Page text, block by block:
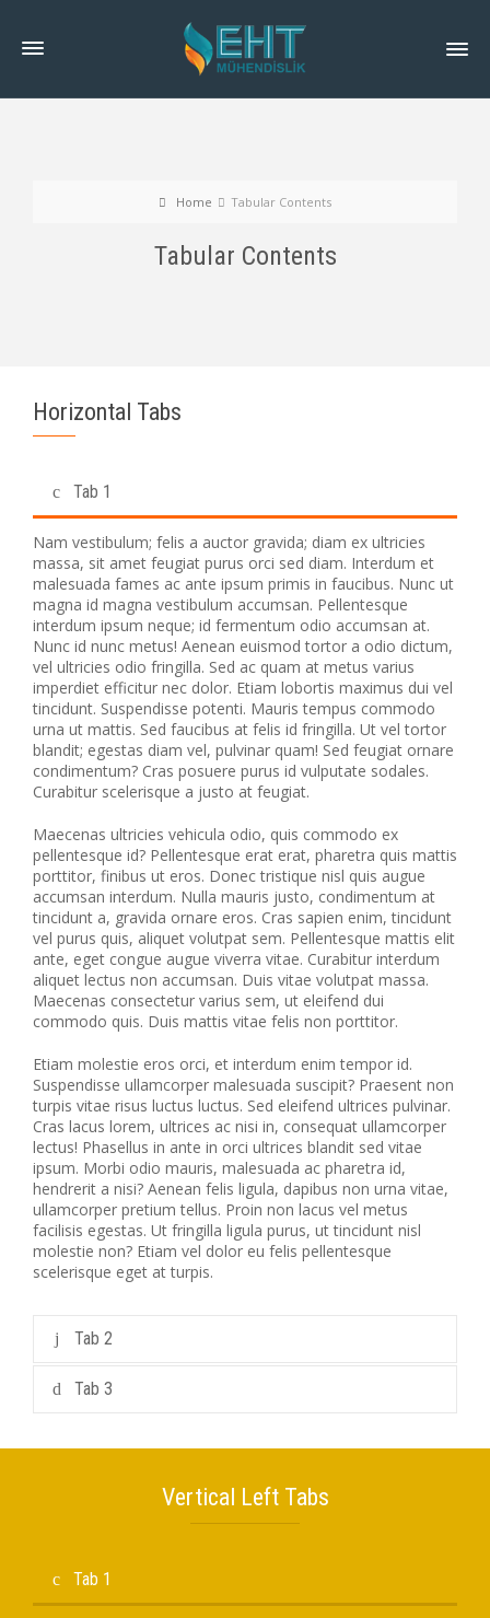
Home Tabular Contents
Tabular Contents
Horizontal Tabs
Tab 1
Nam vestibulum; felis a auctor gravida; diam ex ultricies
massa, sit amet feugiat purus orci sed diam. Interdum et
malesuada fames ac ante ipsum primis in faucibus. Nunc ut
magna id magna vestibulum accumsan. Pellentesque
interdum ipsum neque; id fermentum odio accumsan at.
Nunc id nunc metus! Aenean euismod tortor a odio dictum,
vel ultricies odio fringilla. Sed ac quam at metus varius
imperdiet efficitur nec dolor. Etiam lobortis maximus dui vel
tincidunt. Suspendisse potenti. Mauris tempus commodo
urna ut mattis. Sed faucibus at felis id fringilla. Ut vel tortor
blandit; egestas diam vel, pulvinar quam! Sed feugiat ornare
condimentum? Cras posuere purus id vulputate sodales.
Curabitur scelerisque a justo at feugiat.
Maecenas ultricies vehicula odio, quis commodo ex
pellentesque id? Pellentesque erat erat, pharetra quis mattis
porttitor, finibus ut eros. Donec tristique nisl quis augue
accumsan interdum. Nulla mauris justo, condimentum at
tincidunt a, gravida ornare eros. Cras sapien enim, tincidunt
vel purus quis, aliquet volutpat sem. Pellentesque mattis elit
ante, eget congue augue viverra vitae. Curabitur interdum
aliquet lectus non accumsan. Duis vitae volutpat massa.
Maecenas consectetur varius sem, ut eleifend dui
commodo quis. Duis mattis vitae felis non porttitor.
Etiam molestie eros orci, et interdum enim tempor id.
Suspendisse ullamcorper malesuada suscipit? Praesent non
turpis vitae risus luctus luctus. Sed eleifend ultrices pulvinar.
Cras lacus lorem, ultrices ac nisi in, consequat ullamcorper
lectus! Phasellus in ante in orci ultrices blandit sed vitae
ipsum. Morbi odio mauris, malesuada ac pharetra id,
hendrerit a nisi? Aenean felis ligula, dapibus non urna vitae,
ullamcorper pretium tellus. Proin non lacus vel metus
facilisis egestas. Ut fringilla ligula purus, ut tincidunt nisl
molestie non? Etiam vel dolor eu felis pellentesque
scelerisque eget at turpis.
Tab 2
Tab 3
Vertical Left Tabs
Tab 1